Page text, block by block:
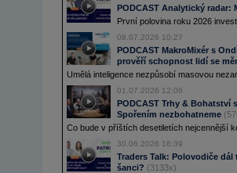
PODCAST Analytický radar:
První polovina roku 2026
08.07.2026 10:27
PODCAST MakroMixér s
prověří schopnost lidí se
Umělá inteligence nezpůsobí masovou
01.07.2026 12:06
PODCAST Trhy & Bohatství
Spořením nezbohatneme
Co bude v příštích desetiletích nejcennější
30.06.2026 16:39
Traders Talk: Polovodiče
šanci? (3133x)